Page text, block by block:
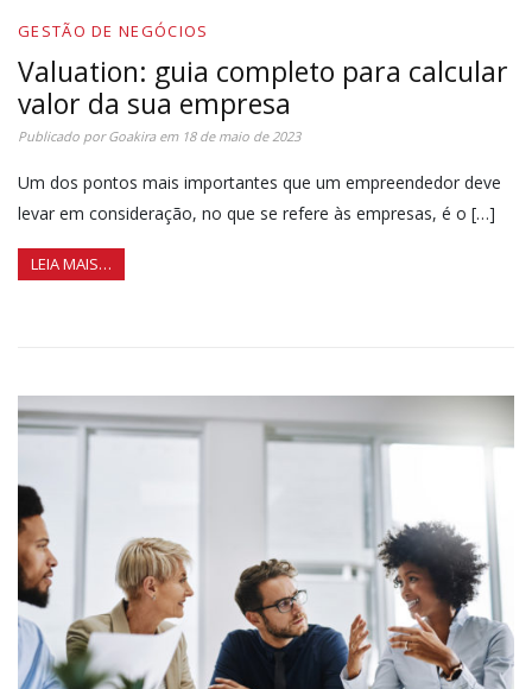
GESTÃO DE NEGÓCIOS
Valuation: guia completo para calcular
valor da sua empresa
Publicado porGoakiraem 18 de maio de 2023
Um dos pontos mais importantes que um empreendedor deve
levar em consideração, no que se refere às empresas, é o […]
LEIA MAIS…